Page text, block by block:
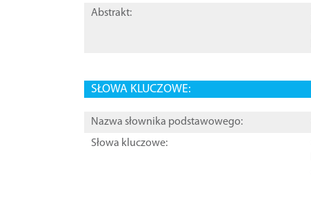
Abstrakt:
SŁOWA KLUCZOWE:
Nazwa słownika podstawowego:
Słowa kluczowe: